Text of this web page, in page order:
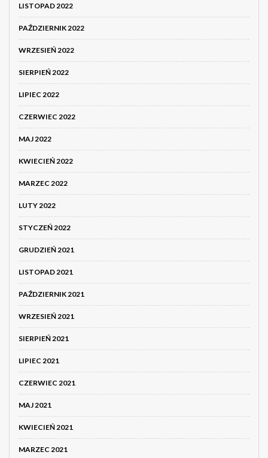
LISTOPAD 2022
PAŹDZIERNIK 2022
WRZESIEŃ 2022
SIERPIEŃ 2022
LIPIEC 2022
CZERWIEC 2022
MAJ 2022
KWIECIEŃ 2022
MARZEC 2022
LUTY 2022
STYCZEŃ 2022
GRUDZIEŃ 2021
LISTOPAD 2021
PAŹDZIERNIK 2021
WRZESIEŃ 2021
SIERPIEŃ 2021
LIPIEC 2021
CZERWIEC 2021
MAJ 2021
KWIECIEŃ 2021
MARZEC 2021